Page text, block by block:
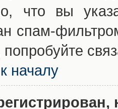
что вы
спам-
началу